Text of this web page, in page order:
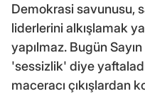
Demokrasi savunusu,
liderlerini alkışlamak
yapılmaz. Bugün
'sessizlik' diye
maceracı çıkışlardan